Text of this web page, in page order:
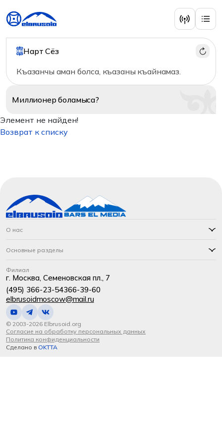
Нарт Сёз
Къазанчы аман болса, къазаны къайнамаз.
Миллионерболамыса?
Элемент не найден!
Возврат к списку
О нас
Основные разделы
Филиал
г. Москва, Семеновская пл., 7
(495) 366-23-54366-39-60
elbrusoidmoscow@mail.ru
© 2003-2026 Elbrusoid.org
Согласие на обработку персональных данных
Политика конфиденциальности
Сделано в OKTTA